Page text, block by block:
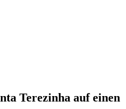
Terezinha auf einen